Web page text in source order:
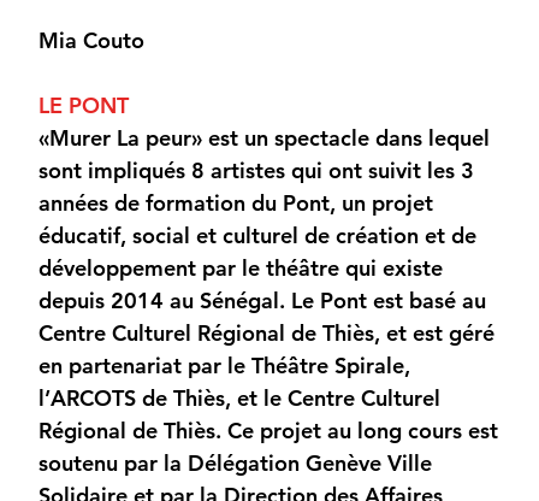
Mia Couto
LE PONT
«Murer La peur» est un spectacle dans lequel
sont impliqués 8 artistes qui ont suivit les 3
années de formation du Pont, un projet
éducatif, social et culturel de création et de
développement par le théâtre qui existe
depuis 2014 au Sénégal. Le Pont est basé au
Centre Culturel Régional de Thiès, et est géré
en partenariat par le Théâtre Spirale,
l’ARCOTS de Thiès, et le Centre Culturel
Régional de Thiès. Ce projet au long cours est
soutenu par la Délégation Genève Ville